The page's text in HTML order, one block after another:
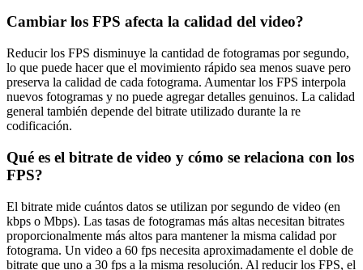
Cambiar los FPS afecta la calidad del video?
Reducir los FPS disminuye la cantidad de fotogramas por segundo,
lo que puede hacer que el movimiento rápido sea menos suave pero
preserva la calidad de cada fotograma. Aumentar los FPS interpola
nuevos fotogramas y no puede agregar detalles genuinos. La calidad
general también depende del bitrate utilizado durante la re
codificación.
Qué es el bitrate de video y cómo se relaciona con los
FPS?
El bitrate mide cuántos datos se utilizan por segundo de video (en
kbps o Mbps). Las tasas de fotogramas más altas necesitan bitrates
proporcionalmente más altos para mantener la misma calidad por
fotograma. Un video a 60 fps necesita aproximadamente el doble de
bitrate que uno a 30 fps a la misma resolución. Al reducir los FPS, el